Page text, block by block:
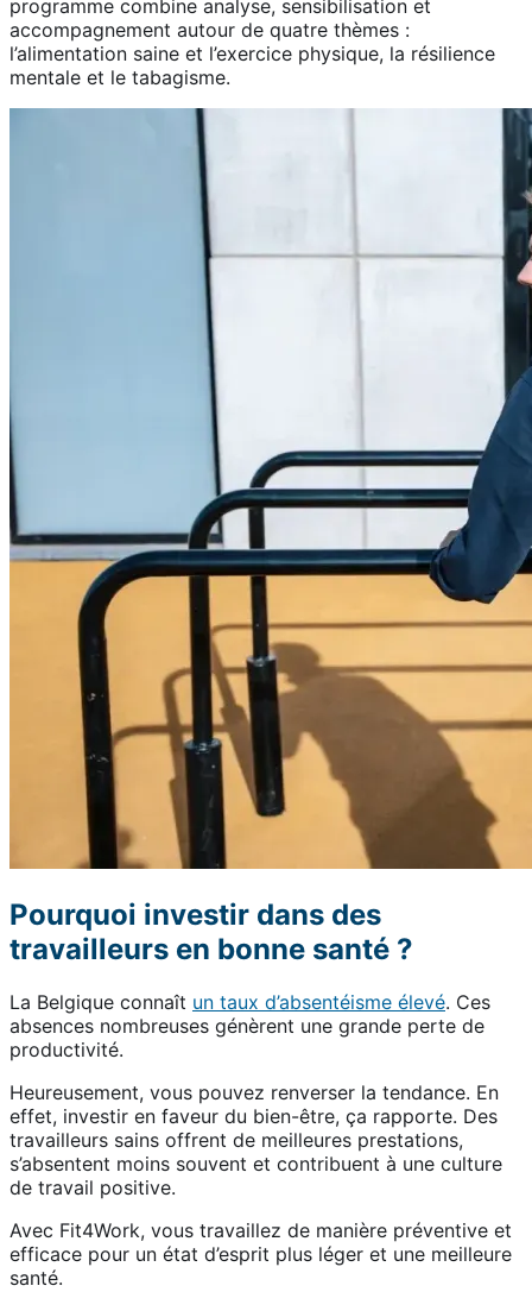
programme combine analyse, sensibilisation et
accompagnement autour de quatre thèmes :
l’alimentation saine et l’exercice physique, la résilience
mentale et le tabagisme.
Pourquoi investir dans des
travailleurs en bonne santé ?
La Belgique connaît un taux d’absentéisme élevé. Ces
absences nombreuses génèrent une grande perte de
productivité.
Heureusement, vous pouvez renverser la tendance. En
effet, investir en faveur du bien-être, ça rapporte. Des
travailleurs sains offrent de meilleures prestations,
s’absentent moins souvent et contribuent à une culture
de travail positive.
Avec Fit4Work, vous travaillez de manière préventive et
efficace pour un état d’esprit plus léger et une meilleure
santé.